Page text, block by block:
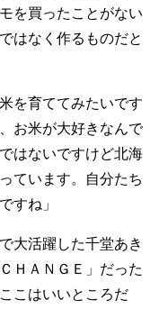
20代の現在地
うこと
を買ったことがない
はなく作るものだと
を育ててみたいです
お米が大好きなんで
はないですけど北海
ています。自分たち
すね」
大活躍した千堂あき
ＨＡＮＧＥ」だった
こはいいところだ